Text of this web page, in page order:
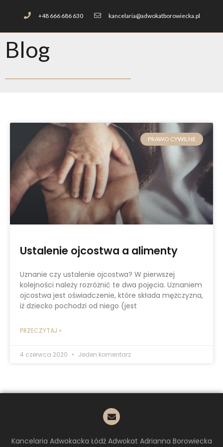
+48 666 686 630 kancelaria@adwokatborowiecka.pl
Blog
PRAWO CYWILNE
Ustalenie ojcostwa a alimenty
Uznanie czy ustalenie ojcostwa? W pierwszej
kolejności należy rozróżnić te dwa pojęcia. Uznaniem
ojcostwa jest oświadczenie, które składa mężczyzna,
iż dziecko pochodzi od niego (jest
PRZECZYTAJ »
4 czerwca 2020 Jeden komentarz
Kancelaria Adwokacka Łódź Adwokat Adrianna Borowiecka